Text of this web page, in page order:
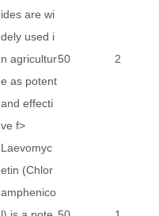
ides are wi
dely used i
n agricultur
e as potent
and effecti
ve f>
50 2
Laevomyc
etin (Chlor
amphenico